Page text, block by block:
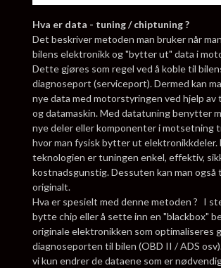
Hva er data - tuning / chiptuning ?
Det beskriver metoden man bruker når
bilens elektronikk og "bytter ut" data i
Dette gjøres som regel ved å koble til
diagnoseport (serviceport). Dermed kan
nye data med motorstyringen ved hjelp
og datamaskin. Med datatuning benytter
nye deler eller komponenter i motsetning
hvor man fysisk bytter ut elektronikkdeler.
teknologien er tuningen enkel, effektiv,
kostnadsgunstig. Dessuten kan man også
originalt.
Hva er spesielt med denne metoden ? I
bytte chip eller å sette inn en "blackbox"
originale elektronikken som optimaliseres
diagnoseporten til bilen (OBD II / ADS
vi kun endrer de dataene som er